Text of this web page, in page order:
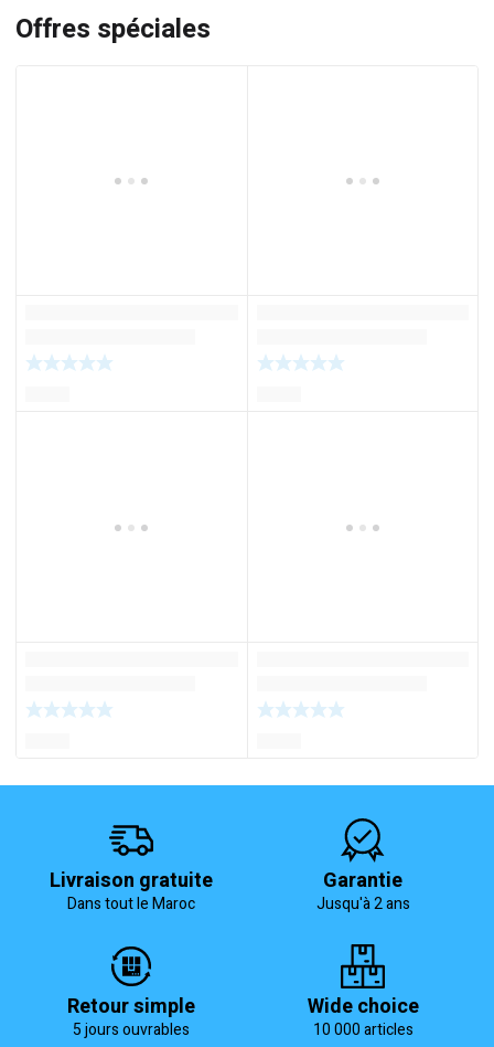
Offres spéciales
Livraison gratuite
Dans tout le Maroc
Garantie
Jusqu'à 2 ans
Retour simple
5 jours ouvrables
Wide choice
10 000 articles